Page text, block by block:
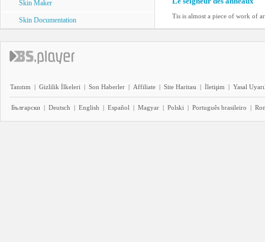
Skin Maker
Skin Documentation Tis is almost a piece of work of
Tanıtım | Gizlilik İlkeleri | Son Haberler | Affiliate | Site Haritası | İletişim | Yasal
Български | Deutsch | English | Español | Magyar | Polski | Português brasileiro |